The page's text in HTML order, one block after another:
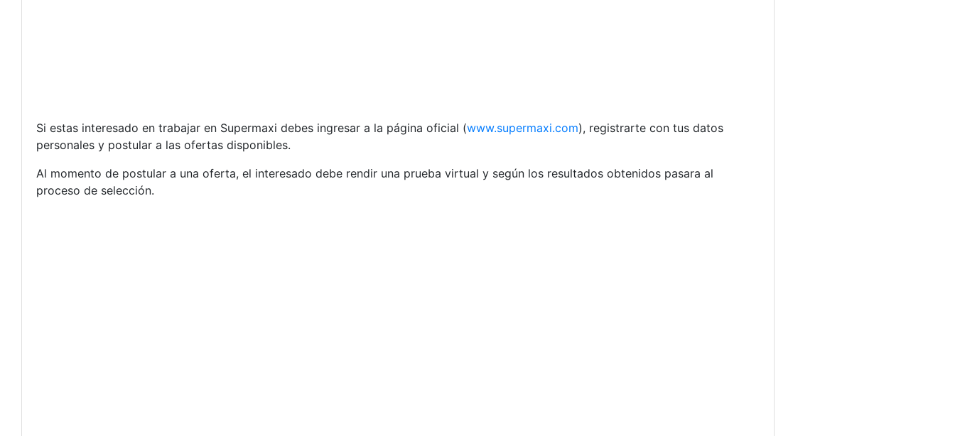
Si estas interesado en trabajar en Supermaxi debes ingresar a la página oficial (www.supermaxi.com), registrarte con tus datos
personales y postular a las ofertas disponibles.
Al momento de postular a una oferta, el interesado debe rendir una prueba virtual y según los resultados obtenidos pasara al
proceso de selección.